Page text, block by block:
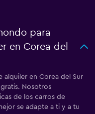
para
en Corea del
alquiler en Corea del Sur
Nosotros
de los carros de
se adapte a ti y a tu